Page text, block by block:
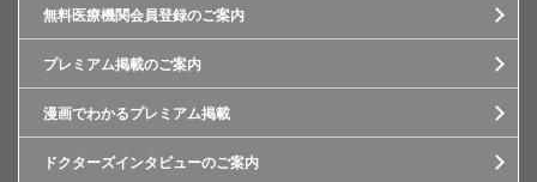
無料医療機関会員登録のご案内
プレミアム掲載のご案内
漫画でわかるプレミアム掲載
ドクターズインタビューのご案内